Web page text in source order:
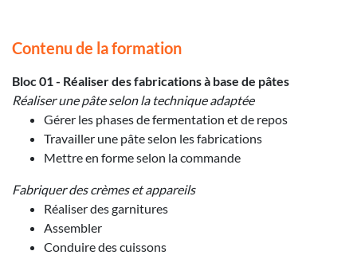
Contenu de la formation
Bloc 01 - Réaliser des fabrications à base de pâtes
Réaliser une pâte selon la technique adaptée
Gérer les phases de fermentation et de repos
Travailler une pâte selon les fabrications
Mettre en forme selon la commande
Fabriquer des crèmes et appareils
Réaliser des garnitures
Assembler
Conduire des cuissons